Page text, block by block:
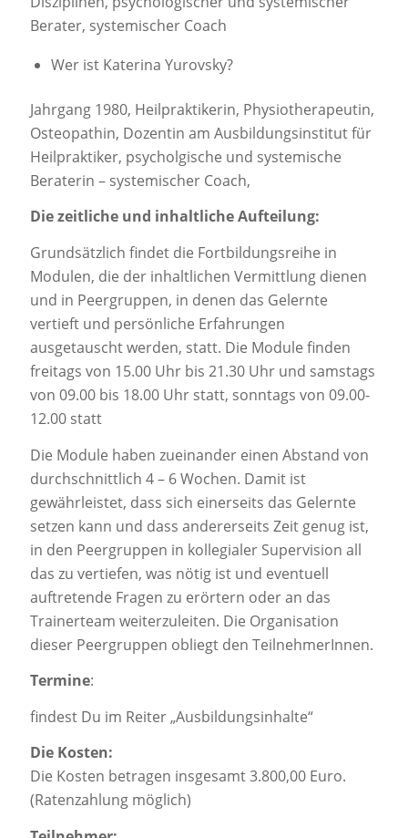
Berater, systemischer Coach
Wer ist Katerina Yurovsky?
Jahrgang 1980, Heilpraktikerin, Physiotherapeutin,
Osteopathin, Dozentin am Ausbildungsinstitut für
Heilpraktiker, psycholgische und systemische
Beraterin – systemischer Coach,
Die zeitliche und inhaltliche Aufteilung:
Grundsätzlich findet die Fortbildungsreihe in
Modulen, die der inhaltlichen Vermittlung dienen
und in Peergruppen, in denen das Gelernte
vertieft und persönliche Erfahrungen
ausgetauscht werden, statt. Die Module finden
freitags von 15.00 Uhr bis 21.30 Uhr und samstags
von 09.00 bis 18.00 Uhr statt, sonntags von 09.00-
12.00 statt
Die Module haben zueinander einen Abstand von
durchschnittlich 4 – 6 Wochen. Damit ist
gewährleistet, dass sich einerseits das Gelernte
setzen kann und dass andererseits Zeit genug ist,
in den Peergruppen in kollegialer Supervision all
das zu vertiefen, was nötig ist und eventuell
auftretende Fragen zu erörtern oder an das
Trainerteam weiterzuleiten. Die Organisation
dieser Peergruppen obliegt den TeilnehmerInnen.
Termine:
findest Du im Reiter „Ausbildungsinhalte“
Die Kosten:
Die Kosten betragen insgesamt 3.800,00 Euro.
(Ratenzahlung möglich)